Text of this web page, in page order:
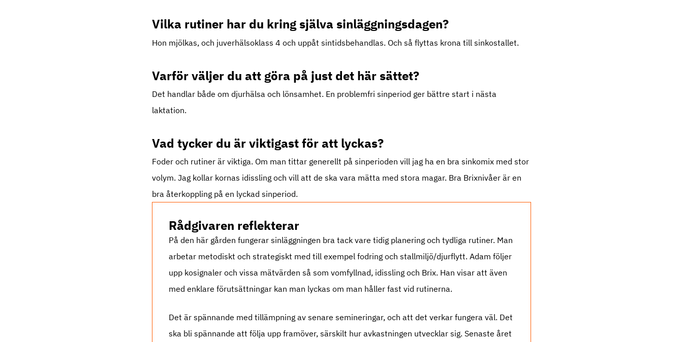
Vilka rutiner har du kring själva sinläggningsdagen?
Hon mjölkas, och juverhälsoklass 4 och uppåt sintidsbehandlas. Och så flyttas krona till sinkostallet.
Varför väljer du att göra på just det här sättet?
Det handlar både om djurhälsa och lönsamhet. En problemfri sinperiod ger bättre start i nästa
laktation.
Vad tycker du är viktigast för att lyckas?
Foder och rutiner är viktiga. Om man tittar generellt på sinperioden vill jag ha en bra sinkomix med stor
volym. Jag kollar kornas idissling och vill att de ska vara mätta med stora magar. Bra Brixnivåer är en
bra återkoppling på en lyckad sinperiod.
Rådgivaren reflekterar
På den här gården fungerar sinläggningen bra tack vare tidig planering och tydliga rutiner. Man
arbetar metodiskt och strategiskt med till exempel fodring och stallmiljö/djurflytt. Adam följer
upp kosignaler och vissa mätvärden så som vomfyllnad, idissling och Brix. Han visar att även
med enklare förutsättningar kan man lyckas om man håller fast vid rutinerna.
Det är spännande med tillämpning av senare semineringar, och att det verkar fungera väl. Det
ska bli spännande att följa upp framöver, särskilt hur avkastningen utvecklar sig. Senaste året